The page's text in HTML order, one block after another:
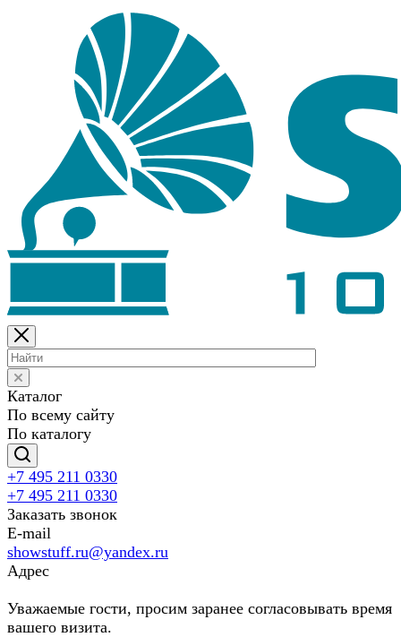
Каталог
По всему сайту
По каталогу
+7 495 211 0330
+7 495 211 0330
Заказать звонок
E-mail
showstuff.ru@yandex.ru
Адрес
Уважаемые гости, просим заранее согласовывать время
вашего визита.